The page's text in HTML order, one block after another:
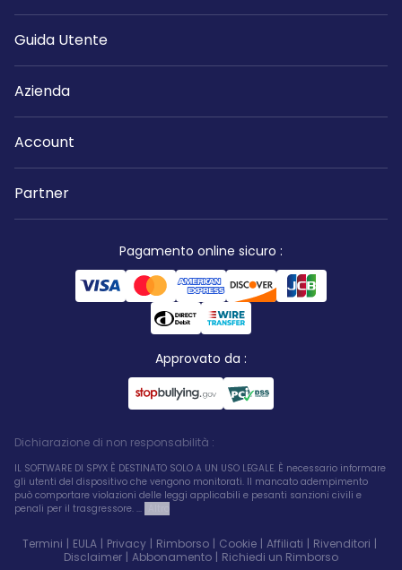
Guida Utente
Azienda
Account
Partner
Pagamento online sicuro :
Approvato da :
Dichiarazione di non responsabilità :
IL SOFTWARE DI SPYX È DESTINATO SOLO A UN USO LEGALE. È necessario informare
gli utenti del dispositivo che vengono monitorati. Il mancato adempimento
può comportare violazioni delle leggi applicabili e pesanti sanzioni civili e
penali per il trasgressore. ...
Termini | EULA | Privacy | Rimborso | Cookie | Affiliati | Rivenditori |
Disclaimer | Abbonamento | Richiedi un Rimborso